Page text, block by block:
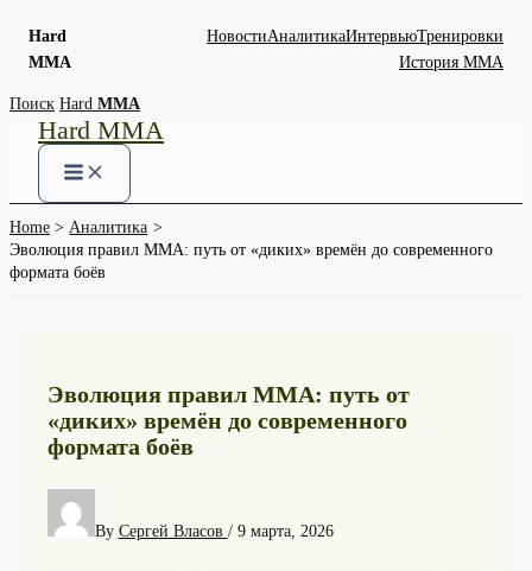
Hard
MMA
НовостиАналитикаИнтервьюТренировки
История ММА
Skip
content
Поиск Hard MMA
Hard MMA
Home
Аналитика
Эволюция правил ММА: путь от «диких» времён до современного
формата боёв
Эволюция правил ММА: путь от
«диких» времён до современного
формата боёв
By Сергей Власов / 9 марта, 2026